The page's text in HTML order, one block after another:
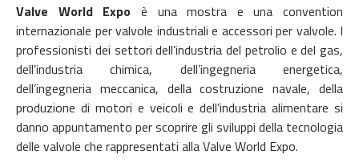
Valve World Expo è una mostra e una convention
internazionale per valvole industriali e accessori per valvole. I
professionisti dei settori dell’industria del petrolio e del gas,
dell’industria chimica, dell’ingegneria energetica,
dell’ingegneria meccanica, della costruzione navale, della
produzione di motori e veicoli e dell’industria alimentare si
danno appuntamento per scoprire gli sviluppi della tecnologia
delle valvole che rappresentati alla Valve World Expo.